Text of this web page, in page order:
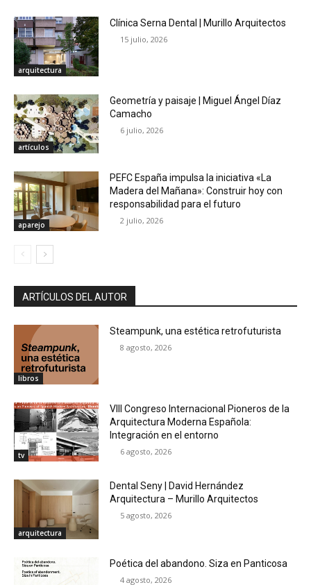
arquitectura
Clínica Serna Dental | Murillo Arquitectos
15 julio, 2026
artículos
Geometría y paisaje | Miguel Ángel Díaz
Camacho
6 julio, 2026
aparejo
PEFC España impulsa la iniciativa «La
Madera del Mañana»: Construir hoy con
responsabilidad para el futuro
2 julio, 2026
ARTÍCULOS DEL AUTOR
libros
Steampunk, una estética retrofuturista
8 agosto, 2026
tv
VIII Congreso Internacional Pioneros de la
Arquitectura Moderna Española:
Integración en el entorno
6 agosto, 2026
arquitectura
Dental Seny | David Hernández
Arquitectura – Murillo Arquitectos
5 agosto, 2026
Poética del abandono. Siza en Panticosa
4 agosto, 2026